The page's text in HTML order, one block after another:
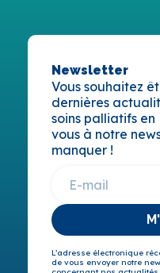
Newsletter
Vous souhaitez
dernières
soins palliatifs
vous à notre
manquer !
L’adresse électronique
de vous envoyer notre